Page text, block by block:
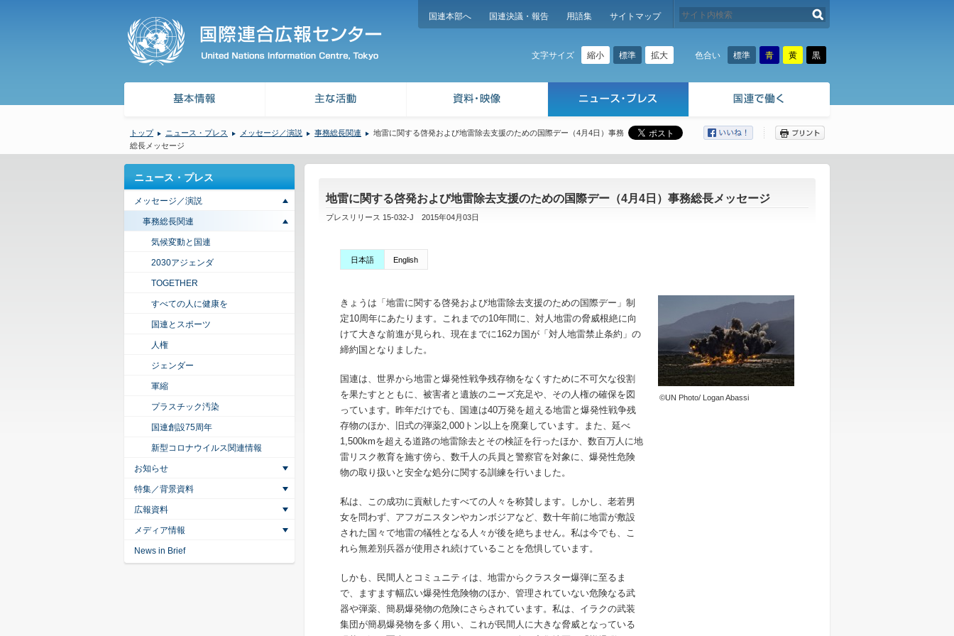
国連本部へ 国連決議・報告 用語集 サイトマップ
文字サイズ 縮小 標準 拡大 色合い 標準 青 黄 黒
トップ ニュース・プレス メッセージ／演説 事務総長関連
地雷に関する啓発および地雷除去支援のための国際デー（4月4日）事務
総長メッセージ
地雷に関する啓発および地雷除去支援のための国際デー（4月4日）事務総長メッセージ
プレスリリース 15-032-J 2015年04月03日
日本語 English
きょうは「地雷に関する啓発および地雷除去支援のための国際デー」制
定10周年にあたります。これまでの10年間に、対人地雷の脅威根絶に向
けて大きな前進が見られ、現在までに162カ国が「対人地雷禁止条約」の
締約国となりました。
国連は、世界から地雷と爆発性戦争残存物をなくすために不可欠な役割
を果たすとともに、被害者と遺族のニーズ充足や、その人権の確保を図
っています。昨年だけでも、国連は40万発を超える地雷と爆発性戦争残
存物のほか、旧式の弾薬2,000トン以上を廃棄しています。また、延べ
1,500kmを超える道路の地雷除去とその検証を行ったほか、数百万人に地
雷リスク教育を施す傍ら、数千人の兵員と警察官を対象に、爆発性危険
物の取り扱いと安全な処分に関する訓練を行いました。
私は、この成功に貢献したすべての人々を称賛します。しかし、老若男
女を問わず、アフガニスタンやカンボジアなど、数十年前に地雷が敷設
された国々で地雷の犠牲となる人々が後を絶ちません。私は今でも、こ
れら無差別兵器が使用され続けていることを危惧しています。
しかも、民間人とコミュニティは、地雷からクラスター爆弾に至るま
で、ますます幅広い爆発性危険物のほか、管理されていない危険なる武
器や弾薬、簡易爆発物の危険にさらされています。私は、イラクの武装
集団が簡易爆発物を多く用い、これが民間人に大きな脅威となっている
©UN Photo/ Logan Abassi
ニュース・プレス
メッセージ／演説
事務総長関連
気候変動と国連
2030アジェンダ
TOGETHER
すべての人に健康を
国連とスポーツ
人権
ジェンダー
軍縮
プラスチック汚染
国連創設75周年
新型コロナウイルス関連情報
お知らせ
特集／背景資料
広報資料
メディア情報
News in Brief